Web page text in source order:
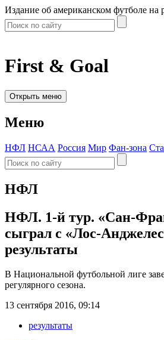
Издание об американском футболе на
First & Goal
Открыть меню
Меню
НФЛ НСАА Россия Мир Фан-зона
НФЛ
НФЛ. 1-й тур. «Сан-
сыграл с «Лос-
результаты
В Национальной футбольной лиге
регулярного сезона.
13 сентября 2016, 09:14
результаты